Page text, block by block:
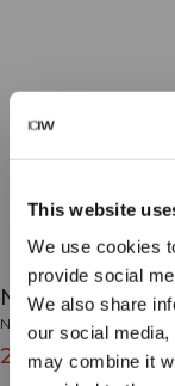
This website
We use cookies
provide social
We also share
our social
may combine it
Nimble Quote
Nimble Collection
20€25€(-20%)